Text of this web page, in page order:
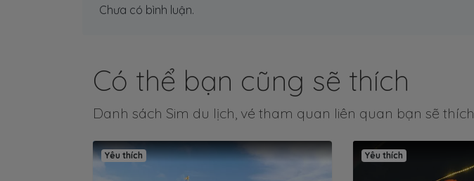
Chưa có bình luận.
Có thể bạn cũng sẽ thích
Danh sách Sim du lịch, vé tham quan liên quan bạn sẽ thích
Yêu thích Yêu thích